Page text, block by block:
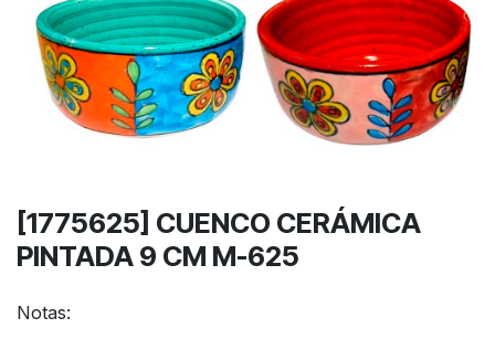
[1775625] CUENCO CERÁMICA
PINTADA 9 CM M-625
Notas: